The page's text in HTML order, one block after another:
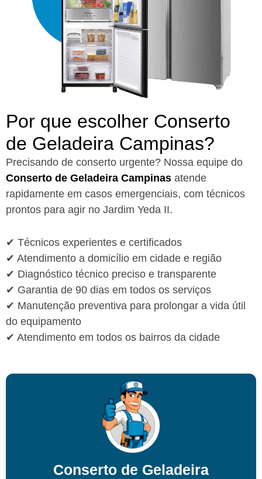
Por que escolher Conserto
de Geladeira Campinas?​
Precisando de conserto urgente? Nossa equipe do
Conserto de Geladeira Campinas atende
rapidamente em casos emergenciais, com técnicos
prontos para agir no Jardim Yeda II.
✔ Técnicos experientes e certificados
✔ Atendimento a domicílio em cidade e região
✔ Diagnóstico técnico preciso e transparente
✔ Garantia de 90 dias em todos os serviços
✔ Manutenção preventiva para prolongar a vida útil
do equipamento
✔ Atendimento em todos os bairros da cidade
Conserto de Geladeira